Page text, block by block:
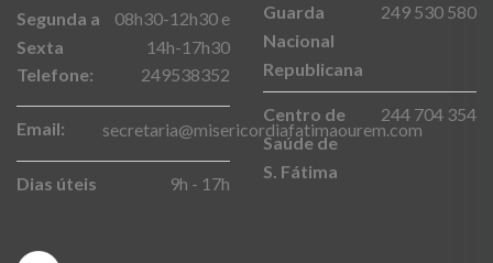
Segunda a
Sexta
08h30-12h30 e
14h-17h30
Telefone:
249538352
Email: secretaria@misericordiafatimaourem.com
Dias úteis 9h - 17h
Guarda
Nacional
Republicana
249 530 580
Centro de
Saúde de
S. Fátima
244 704 354